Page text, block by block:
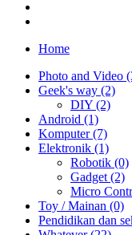
Home
Photo and Video
Geek's way (2)
DIY (2)
Android (1)
Komputer (7)
Elektronik (1)
Robotik (0)
Gadget (2)
Micro
Toy / Mainan (0)
Pendidikan dan